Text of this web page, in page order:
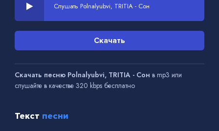
Слушать Polnalyubvi, TRITIA - Сон
Скачать
Скачать песню Polnalyubvi, TRITIA - Сон в mp3 или
слушайте в качестве 320 kbps бесплатно
Текст песни